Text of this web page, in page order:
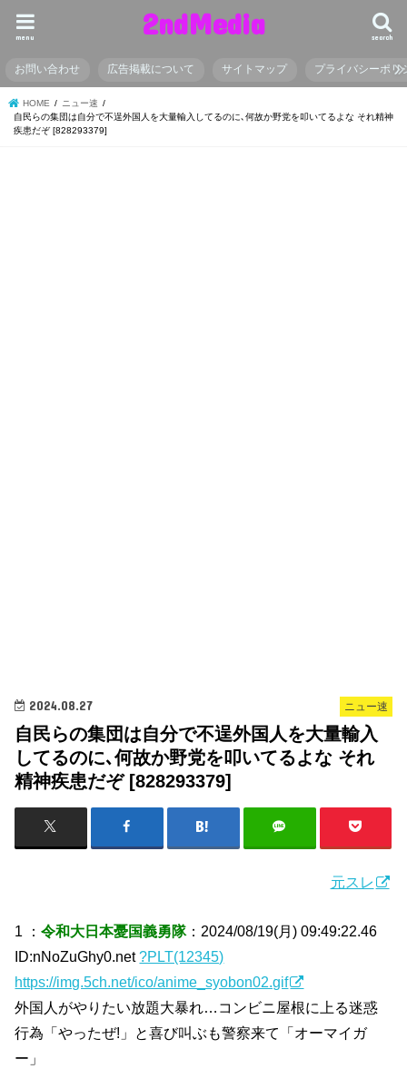
2ndMedia search
menu
お問い合わせ 広告掲載について サイトマップ プライバシーポリ
HOME
ニュー速
自民らの集団は自分で不逞外国人を大量輸入してるのに､何故か野党を叩いてるよな それ精神
疾患だぞ [828293379]
ニュー速
2024.08.27
自民らの集団は自分で不逞外国人を大量輸入
してるのに､何故か野党を叩いてるよな それ
精神疾患だぞ [828293379]
元スレ
1 ：令和大日本憂国義勇隊：2024/08/19(月) 09:49:22.46
ID:nNoZuGhy0.net?PLT(12345)
https://img.5ch.net/ico/anime_syobon02.gif
外国人がやりたい放題大暴れ…コンビニ屋根に上る迷惑
行為「やったぜ!」と喜び叫ぶも警察来て「オーマイガ
ー」